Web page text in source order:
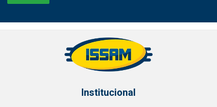
Institucional